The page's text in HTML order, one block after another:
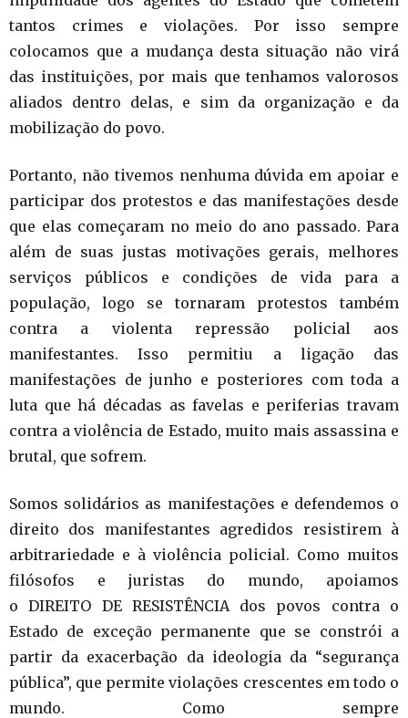
tantos crimes e violações. Por isso sempre
colocamos que a mudança desta situação não virá
das instituições, por mais que tenhamos valorosos
aliados dentro delas, e sim da organização e da
mobilização do povo.
Portanto, não tivemos nenhuma dúvida em apoiar e
participar dos protestos e das manifestações desde
que elas começaram no meio do ano passado. Para
além de suas justas motivações gerais, melhores
serviços públicos e condições de vida para a
população, logo se tornaram protestos também
contra a violenta repressão policial aos
manifestantes. Isso permitiu a ligação das
manifestações de junho e posteriores com toda a
luta que há décadas as favelas e periferias travam
contra a violência de Estado, muito mais assassina e
brutal, que sofrem.
Somos solidários as manifestações e defendemos o
direito dos manifestantes agredidos resistirem à
arbitrariedade e à violência policial. Como muitos
filósofos e juristas do mundo, apoiamos
o DIREITO DE RESISTÊNCIA dos povos contra o
Estado de exceção permanente que se constrói a
partir da exacerbação da ideologia da “segurança
pública”, que permite violações crescentes em todo o
mundo. Como sempre